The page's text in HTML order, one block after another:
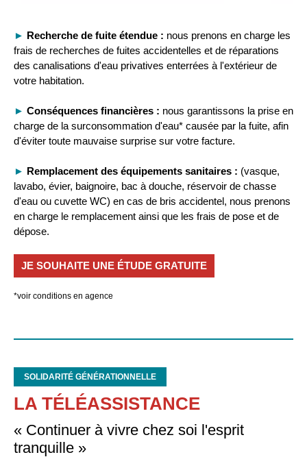
► Recherche de fuite étendue : nous prenons en charge les
frais de recherches de fuites accidentelles et de réparations
des canalisations d'eau privatives enterrées à l'extérieur de
votre habitation.
► Conséquences financières : nous garantissons la prise en
charge de la surconsommation d'eau* causée par la fuite, afin
d'éviter toute mauvaise surprise sur votre facture.
► Remplacement des équipements sanitaires : (vasque,
lavabo, évier, baignoire, bac à douche, réservoir de chasse
d'eau ou cuvette WC) en cas de bris accidentel, nous prenons
en charge le remplacement ainsi que les frais de pose et de
dépose.
JE SOUHAITE UNE ÉTUDE GRATUITE
*voir conditions en agence
SOLIDARITÉ GÉNÉRATIONNELLE
LA TÉLÉASSISTANCE
« Continuer à vivre chez soi l'esprit
tranquille »